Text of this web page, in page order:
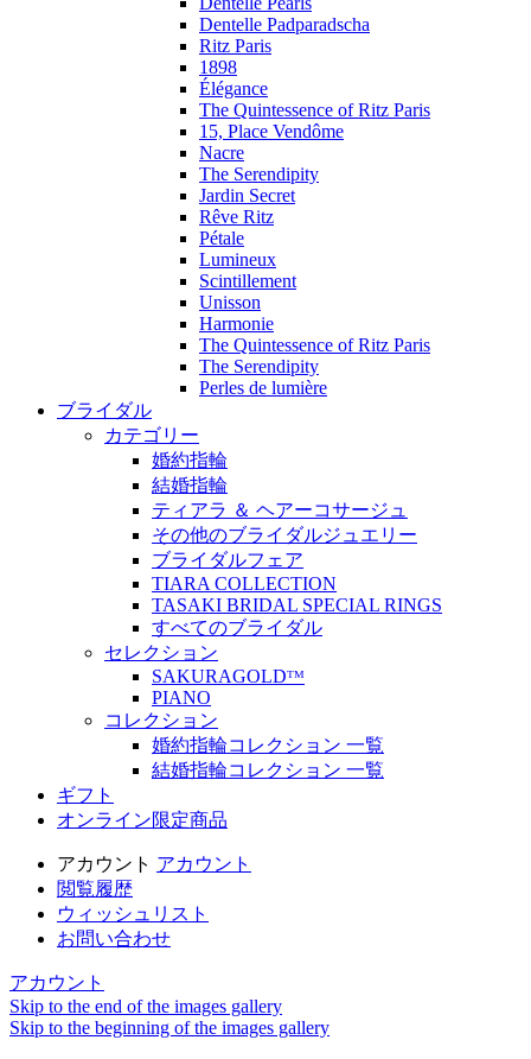
Dentelle Padparadscha
Ritz Paris
1898
Élégance
The Quintessence of Ritz Paris
15, Place Vendôme
Nacre
The Serendipity
Jardin Secret
Rêve Ritz
Pétale
Lumineux
Scintillement
Unisson
Harmonie
The Quintessence of Ritz Paris
The Serendipity
Perles de lumière
ブライダル
カテゴリー
婚約指輪
結婚指輪
ティアラ ＆ ヘアーコサージュ
その他のブライダルジュエリー
ブライダルフェア
TIARA COLLECTION
TASAKI BRIDAL SPECIAL RINGS
すべてのブライダル
セレクション
SAKURAGOLDᵀᴹ
PIANO
コレクション
婚約指輪コレクション 一覧
結婚指輪コレクション 一覧
ギフト
オンライン限定商品
アカウント アカウント
閲覧履歴
ウィッシュリスト
お問い合わせ
アカウント
Skip to the end of the images gallery
Skip to the beginning of the images gallery